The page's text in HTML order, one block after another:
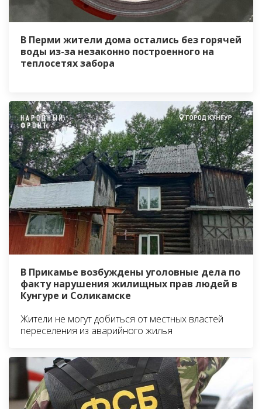
В Перми жители дома остались без горячей
воды из-за незаконно построенного на
теплосетях забора
В Прикамье возбуждены уголовные дела по
факту нарушения жилищных прав людей в
Кунгуре и Соликамске
Жители не могут добиться от местных властей
переселения из аварийного жилья